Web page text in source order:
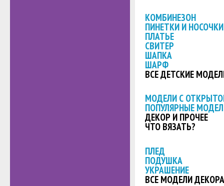
КОМБИНЕЗОН
ПИНЕТКИ И НОСОЧКИ
ПЛАТЬЕ
СВИТЕР
ШАПКА
ШАРФ
ВСЕ ДЕТСКИЕ
МОДЕЛИ С
ПОПУЛЯРНЫЕ
ДЕКОР И ПРОЧЕЕ
ЧТО ВЯЗАТЬ?
ПЛЕД
ПОДУШКА
УКРАШЕНИЕ
ВСЕ МОДЕЛИ ДЕКОРА